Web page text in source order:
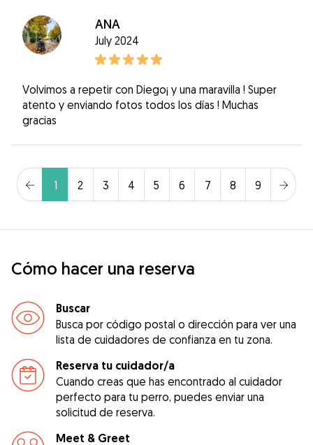
ANA
July 2024
Volvimos a repetir con Diego¡ y una maravilla ! Super
atento y enviando fotos todos los días ! Muchas
gracias
1 2 3 4 5 6 7 8 9
Cómo hacer una reserva
Buscar
Busca por código postal o dirección para ver una
lista de cuidadores de confianza en tu zona.
Reserva tu cuidador/a
Cuando creas que has encontrado al cuidador
perfecto para tu perro, puedes enviar una
solicitud de reserva.
Meet & Greet